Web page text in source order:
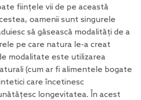
ființele vii de pe această
oamenii sunt singurele
să găsească modalități de a
pe care natura le-a creat
modalitate este utilizarea
(cum ar fi alimentele bogate
care încetinesc
longevitatea. În acest